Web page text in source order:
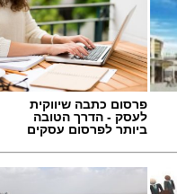
פרסום כתבה שיווקית
לעסק - הדרך הטובה
ביותר לפרסום עסקים